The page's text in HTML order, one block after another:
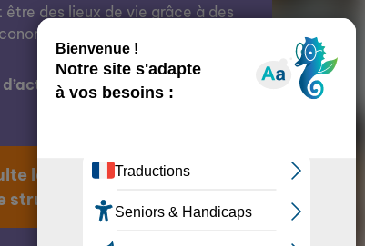
des lieux de vie grâce à des
l’éducation, etc.
de cette structure ?
la page
structure